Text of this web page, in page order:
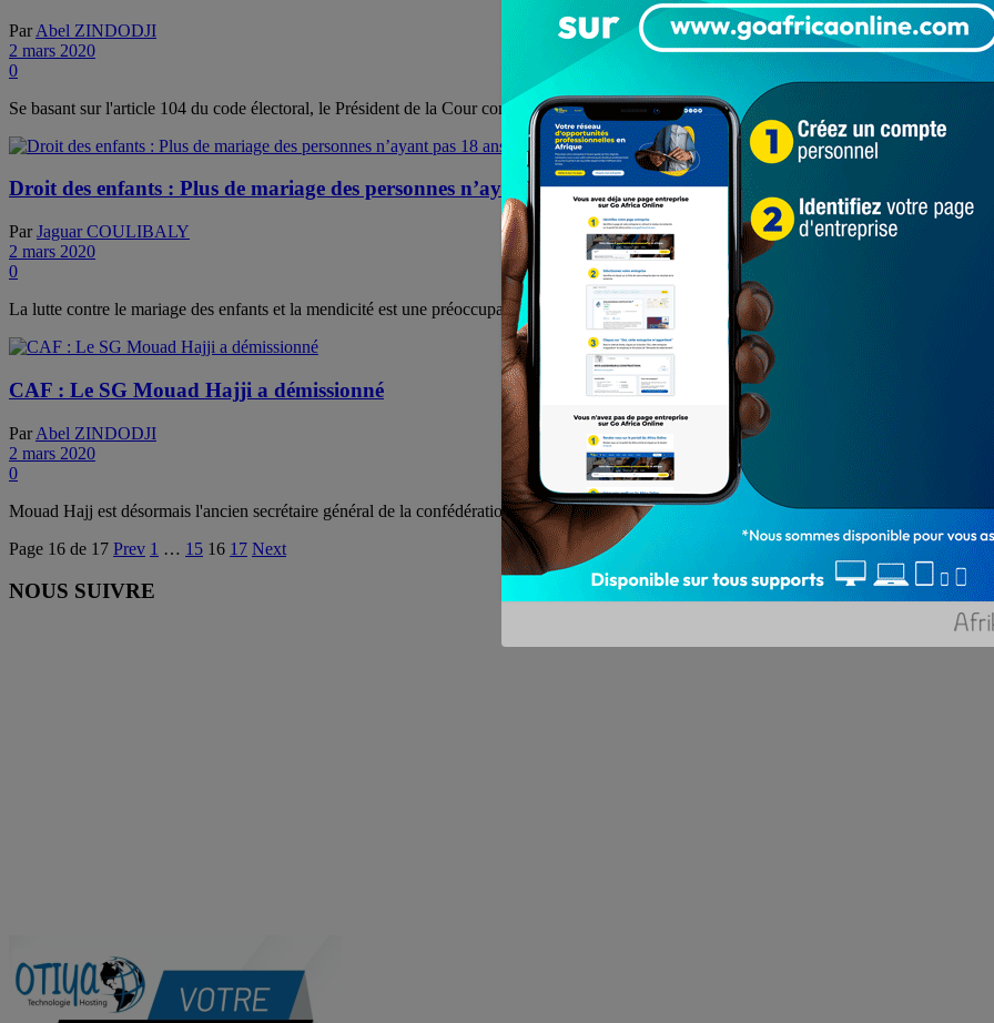
Par Abel ZINDODJI
2 mars 2020
0
Se basant sur l'article 104 du code électoral, le Président de la Cour constitutionnelle, Aboudou ASSOUMA, dans un communiqué, informe
Droit des enfants : Plus de mariage des personnes n’ayant pas 18 ans dans le Borgou
Par Jaguar COULIBALY
2 mars 2020
0
La lutte contre le mariage des enfants et la mendicité est une préoccupation majeure pour le Préfet du Borgou, Djibril ...
CAF : Le SG Mouad Hajji a démissionné
Par Abel ZINDODJI
2 mars 2020
0
Mouad Hajj est désormais l'ancien secrétaire général de la confédération africaine de football. L'homme a rendu sa démission ce lundi ...
Page 16 de 17 Prev 1 … 15 16 17 Next
NOUS SUIVRE